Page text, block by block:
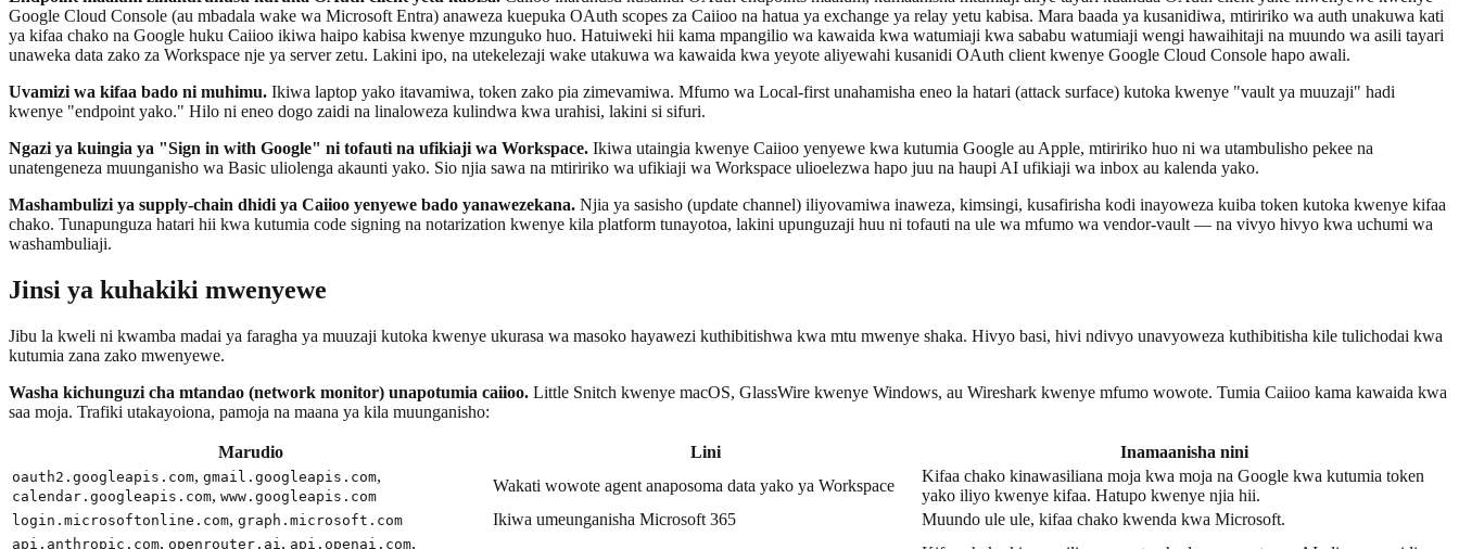
Google Cloud Console (au mbadala wake wa Microsoft Entra) anaweza kuepuka OAuth scopes za Caiioo na hatua ya exchange ya relay yetu kabisa. Mara baada ya kusanidiwa, mtiririko wa auth unakuwa kati
ya kifaa chako na Google huku Caiioo ikiwa haipo kabisa kwenye mzunguko huo. Hatuiweki hii kama mpangilio wa kawaida kwa watumiaji kwa sababu watumiaji wengi hawaihitaji na muundo wa asili tayari
unaweka data zako za Workspace nje ya server zetu. Lakini ipo, na utekelezaji wake utakuwa wa kawaida kwa yeyote aliyewahi kusanidi OAuth client kwenye Google Cloud Console hapo awali.
Uvamizi wa kifaa bado ni muhimu. Ikiwa laptop yako itavamiwa, token zako pia zimevamiwa. Mfumo wa Local-first unahamisha eneo la hatari (attack surface) kutoka kwenye "vault ya muuzaji" hadi
kwenye "endpoint yako." Hilo ni eneo dogo zaidi na linaloweza kulindwa kwa urahisi, lakini si sifuri.
Ngazi ya kuingia ya "Sign in with Google" ni tofauti na ufikiaji wa Workspace. Ikiwa utaingia kwenye Caiioo yenyewe kwa kutumia Google au Apple, mtiririko huo ni wa utambulisho pekee na
unatengeneza muunganisho wa Basic uliolenga akaunti yako. Sio njia sawa na mtiririko wa ufikiaji wa Workspace ulioelezwa hapo juu na haupi AI ufikiaji wa inbox au kalenda yako.
Mashambulizi ya supply-chain dhidi ya Caiioo yenyewe bado yanawezekana. Njia ya sasisho (update channel) iliyovamiwa inaweza, kimsingi, kusafirisha kodi inayoweza kuiba token kutoka kwenye kifaa
chako. Tunapunguza hatari hii kwa kutumia code signing na notarization kwenye kila platform tunayotoa, lakini upunguzaji huu ni tofauti na ule wa mfumo wa vendor-vault — na vivyo hivyo kwa uchumi wa
washambuliaji.
Jinsi ya kuhakiki mwenyewe
Jibu la kweli ni kwamba madai ya faragha ya muuzaji kutoka kwenye ukurasa wa masoko hayawezi kuthibitishwa kwa mtu mwenye shaka. Hivyo basi, hivi ndivyo unavyoweza kuthibitisha kile tulichodai kwa
kutumia zana zako mwenyewe.
Washa kichunguzi cha mtandao (network monitor) unapotumia caiioo. Little Snitch kwenye macOS, GlassWire kwenye Windows, au Wireshark kwenye mfumo wowote. Tumia Caiioo kama kawaida kwa
saa moja. Trafiki utakayoiona, pamoja na maana ya kila muunganisho:
Marudio Lini Inamaanisha nini
oauth2.googleapis.com, gmail.googleapis.com,
calendar.googleapis.com, www.googleapis.com
Wakati wowote agent anaposoma data yako ya Workspace
Kifaa chako kinawasiliana moja kwa moja na Google kwa kutumia token
yako iliyo kwenye kifaa. Hatupo kwenye njia hii.
login.microsoftonline.com, graph.microsoft.com Ikiwa umeunganisha Microsoft 365 Muundo ule ule, kifaa chako kwenda kwa Microsoft.
api.anthropic.com, openrouter.ai, api.openai.com,